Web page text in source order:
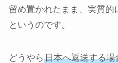
留め置かれたまま、実質的
というのです。
どうやら 日本へ返送する